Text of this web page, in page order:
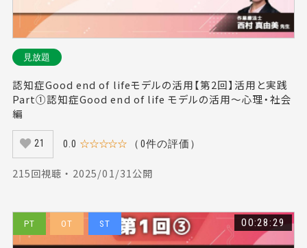
見放題
認知症Good end of lifeモデルの活用【第2回】活用と実践
Part①認知症Good end of life モデルの活用～心理・社会
編
21 0.0 ☆☆☆☆☆ （0件の評価）
215回視聴 ・ 2025/01/31公開
PT OT ST 00:28:29